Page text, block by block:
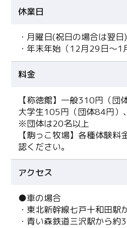
休業日
・月曜日(祝日の場合は翌日)
・年末年始（12月29日～1
料金
【称徳館】一般310円（団
大学生105円（団体84円）
※団体は20名以上
【駒っこ牧場】各種体験料
認ください。
アクセス
●車の場合
・東北新幹線七戸十和田駅
・青い森鉄道三沢駅から約